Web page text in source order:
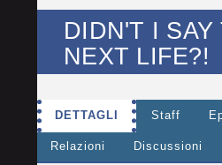
DIDN'T I SAY
NEXT LIFE?!
DETTAGLI Staff
Relazioni Discussioni